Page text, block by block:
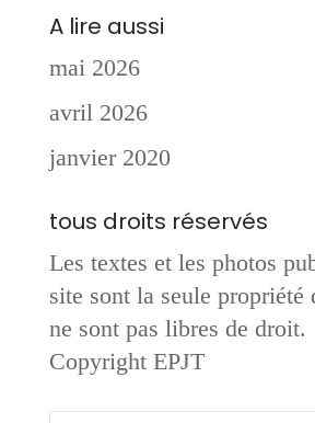
A lire aussi
mai 2026
avril 2026
janvier 2020
tous droits réservés
Les textes et les photos
site sont la seule propriété
ne sont pas libres de droit.
Copyright EPJT